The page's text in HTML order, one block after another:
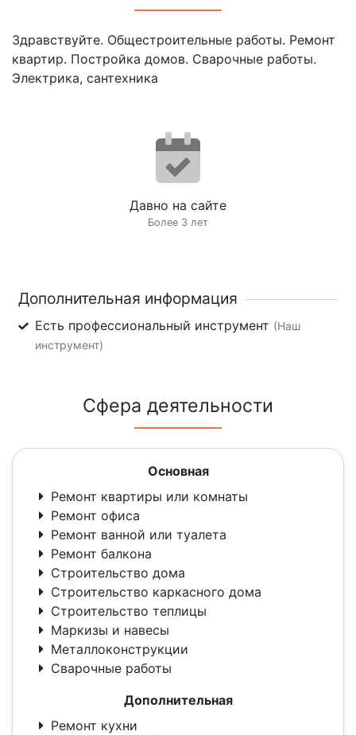
Здравствуйте. Общестроительные работы. Ремонт
квартир. Постройка домов. Сварочные работы.
Электрика, сантехника
Давно на сайте
Более 3 лет
Дополнительная информация
Есть профессиональный инструмент (Наш
инструмент)
Сфера деятельности
Основная
Ремонт квартиры или комнаты
Ремонт офиса
Ремонт ванной или туалета
Ремонт балкона
Строительство дома
Строительство каркасного дома
Строительство теплицы
Маркизы и навесы
Металлоконструкции
Сварочные работы
Дополнительная
Ремонт кухни